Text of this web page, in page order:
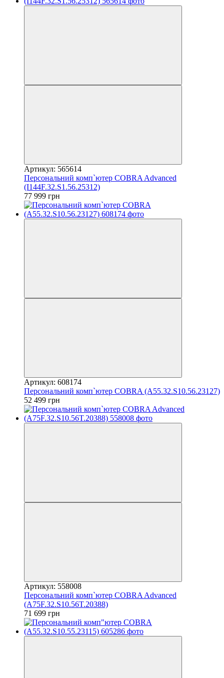
Артикул: 565614
Персональний комп`ютер COBRA Advanced
(I144F.32.S1.56.25312)
77 999 грн
Артикул: 608174
Персональний комп`ютер COBRA (A55.32.S10.56.23127)
52 499 грн
Артикул: 558008
Персональний комп`ютер COBRA Advanced
(A75F.32.S10.56T.20388)
71 699 грн